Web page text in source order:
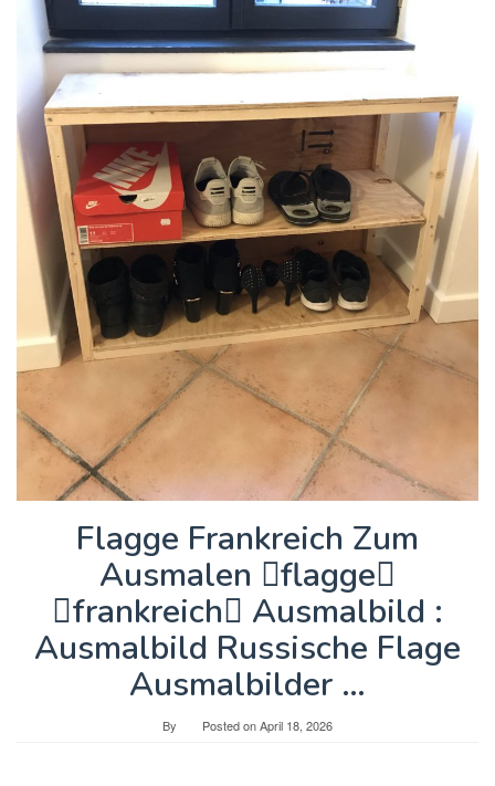
Flagge Frankreich Zum
Ausmalen flagge
frankreich Ausmalbild :
Ausmalbild Russische Flage
Ausmalbilder …
By Posted onApril 18, 2026